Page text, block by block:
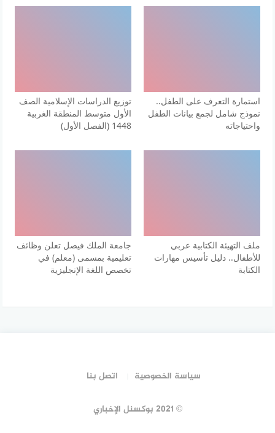
استمارة التعرف على الطفل..
نموذج شامل لجمع بيانات الطفل
واحتياجاته
توزيع الدراسات الإسلامية الصف
الأول متوسط المنطقة الغربية
1448 (الفصل الأول)
ملف التهيئة الكتابية عربي
للأطفال.. دليل تأسيس مهارات
الكتابة
جامعة الملك فيصل تعلن وظائف
تعليمية بمسمى (معلم) في
تخصص اللغة الإنجليزية
سياسة الخصوصية اتصل بنا
© 2021 بوكسنل الإخباري